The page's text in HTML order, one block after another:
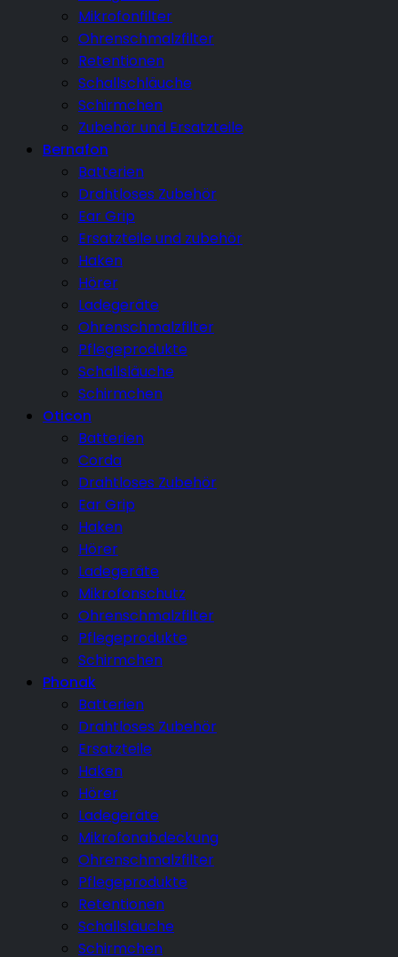
Mikrofonfilter
Ohrenschmalzfilter
Retentionen
Schallschläuche
Schirmchen
Zubehör und Ersatzteile
Bernafon
Batterien
Drahtloses Zubehör
Ear Grip
Ersatzteile und zubehör
Haken
Hörer
Ladegeräte
Ohrenschmalzfilter
Pflegeprodukte
Schallsläuche
Schirmchen
Oticon
Batterien
Corda
Drahtloses Zubehör
Ear Grip
Haken
Hörer
Ladegeräte
Mikrofonschutz
Ohrenschmalzfilter
Pflegeprodukte
Schirmchen
Phonak
Batterien
Drahtloses Zubehör
Ersatzteile
Haken
Hörer
Ladegeräte
Mikrofonabdeckung
Ohrenschmalzfilter
Pflegeprodukte
Retentionen
Schallsläuche
Schirmchen